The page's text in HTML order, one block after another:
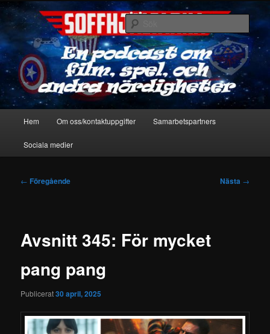
Hoppa
primärt
innehållSoffhjältarna
En podcast om film, spel & andra nördigheter
Sök
Hem Om oss/kontaktuppgifter Samarbetspartners
Sociala medier
Inläggsnavigering
← Föregående Nästa →
Avsnitt 345: För mycket
pang pang
Publicerat30 april, 2025